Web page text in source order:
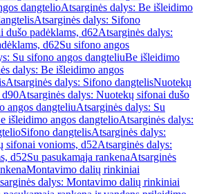
dangtelioAtsarginės dalys: Be išleidimo
Atsarginės dalys: Sifono
dušo padėklams, d62Atsarginės dalys:
d62Su sifono angos
Su sifono angos dangteliuBe išleidimo
dalys: Be išleidimo angos
Atsarginės dalys: Sifono dangtelisNuotekų
d90Atsarginės dalys: Nuotekų sifonai dušo
angos dangteliuAtsarginės dalys: Su
išleidimo angos dangtelioAtsarginės dalys:
Sifono dangtelisAtsarginės dalys:
sifonai vonioms, d52Atsarginės dalys:
d52Su pasukamąja rankenaAtsarginės
Montavimo dalių rinkiniai
dalys: Montavimo dalių rinkiniai